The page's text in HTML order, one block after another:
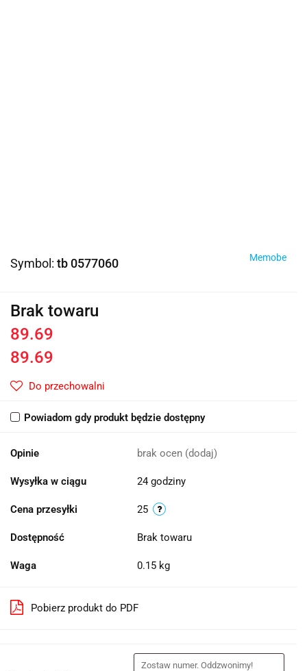
Symbol: tb 0577060 Memobe
Brak towaru
89.69
89.69
Do przechowalni
Powiadom gdy produkt będzie dostępny
Opinie brak ocen (dodaj)
Wysyłka w ciągu 24 godziny
Cena przesyłki 25
Dostępność Brak towaru
Waga 0.15 kg
Pobierz produkt do PDF